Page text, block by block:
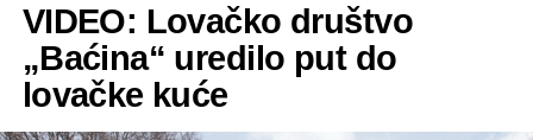
VIDEO: Lovačko društvo
„Baćina“ uredilo put do
lovačke kuće